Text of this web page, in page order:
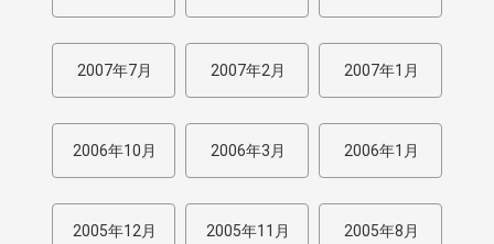
2007年7月 2007年2月 2007年1月
2006年10月 2006年3月 2006年1月
2005年12月 2005年11月 2005年8月